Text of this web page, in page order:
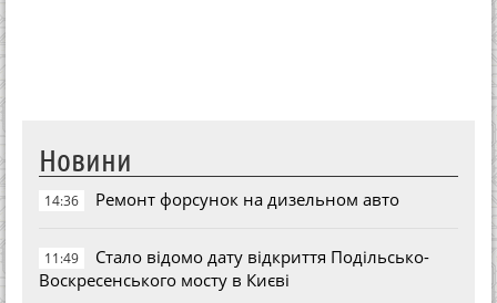
Новини
14:36 Ремонт форсунок на дизельном авто
11:49
Стало відомо дату відкриття Подільсько-
Воскресенського мосту в Києві